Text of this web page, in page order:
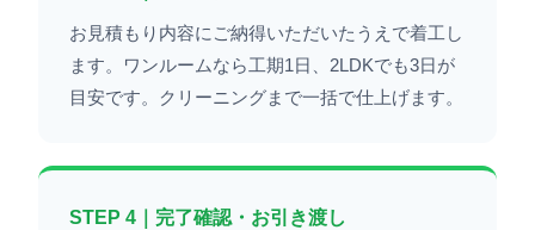
お見積もり内容にご納得いただいたうえで着工し
ます。ワンルームなら工期1日、2LDKでも3日が
目安です。クリーニングまで一括で仕上げます。
STEP 4｜完了確認・お引き渡し